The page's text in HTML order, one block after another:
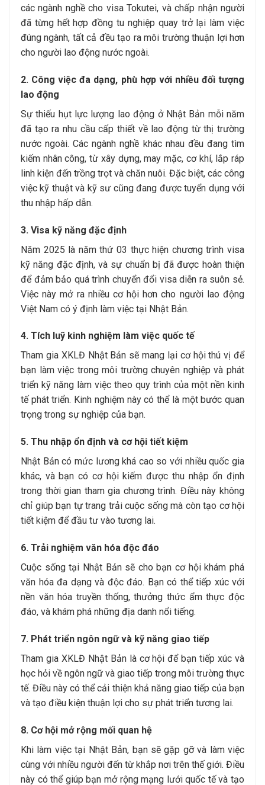
các ngành nghề cho visa Tokutei, và chấp nhận người
đã từng hết hợp đồng tu nghiệp quay trở lại làm việc
đúng ngành, tất cả đều tạo ra môi trường thuận lợi hơn
cho người lao động nước ngoài.
2. Công việc đa dạng, phù hợp với nhiều đối tượng
lao động
Sự thiếu hụt lực lượng lao động ở Nhật Bản mỗi năm
đã tạo ra nhu cầu cấp thiết về lao động từ thị trường
nước ngoài. Các ngành nghề khác nhau đều đang tìm
kiếm nhân công, từ xây dựng, may mặc, cơ khí, lắp ráp
linh kiện đến trồng trọt và chăn nuôi. Đặc biệt, các công
việc kỹ thuật và kỹ sư cũng đang được tuyển dụng với
thu nhập hấp dẫn.
3. Visa kỹ năng đặc định
Năm 2025 là năm thứ 03 thực hiện chương trình visa
kỹ năng đặc định, và sự chuẩn bị đã được hoàn thiện
để đảm bảo quá trình chuyển đổi visa diễn ra suôn sẻ.
Việc này mở ra nhiều cơ hội hơn cho người lao động
Việt Nam có ý định làm việc tại Nhật Bản.
4. Tích luỹ kinh nghiệm làm việc quốc tế
Tham gia XKLĐ Nhật Bản sẽ mang lại cơ hội thú vị để
bạn làm việc trong môi trường chuyên nghiệp và phát
triển kỹ năng làm việc theo quy trình của một nền kinh
tế phát triển. Kinh nghiệm này có thể là một bước quan
trọng trong sự nghiệp của bạn.
5. Thu nhập ổn định và cơ hội tiết kiệm
Nhật Bản có mức lương khá cao so với nhiều quốc gia
khác, và bạn có cơ hội kiếm được thu nhập ổn định
trong thời gian tham gia chương trình. Điều này không
chỉ giúp bạn tự trang trải cuộc sống mà còn tạo cơ hội
tiết kiệm để đầu tư vào tương lai.
6. Trải nghiệm văn hóa độc đáo
Cuộc sống tại Nhật Bản sẽ cho bạn cơ hội khám phá
văn hóa đa dạng và độc đáo. Bạn có thể tiếp xúc với
nền văn hóa truyền thống, thưởng thức ẩm thực độc
đáo, và khám phá những địa danh nổi tiếng.
7. Phát triển ngôn ngữ và kỹ năng giao tiếp
Tham gia XKLĐ Nhật Bản là cơ hội để bạn tiếp xúc và
học hỏi về ngôn ngữ và giao tiếp trong môi trường thực
tế. Điều này có thể cải thiện khả năng giao tiếp của bạn
và tạo điều kiện thuận lợi cho sự phát triển tương lai.
8. Cơ hội mở rộng mối quan hệ
Khi làm việc tại Nhật Bản, bạn sẽ gặp gỡ và làm việc
cùng với nhiều người đến từ khắp nơi trên thế giới. Điều
này có thể giúp bạn mở rộng mạng lưới quốc tế và tạo